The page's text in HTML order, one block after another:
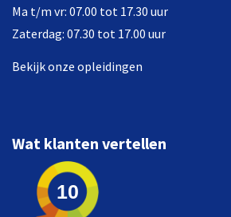
Ma t/m vr: 07.00 tot 17.30 uur
Zaterdag: 07.30 tot 17.00 uur
Bekijk onze opleidingen
Wat klanten vertellen
10